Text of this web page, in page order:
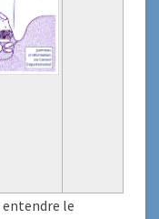
entendre le